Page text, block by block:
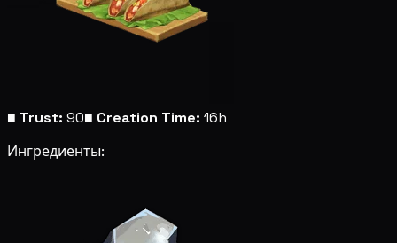
■ Trust: 90■ Creation Time: 16h
Ингредиенты: